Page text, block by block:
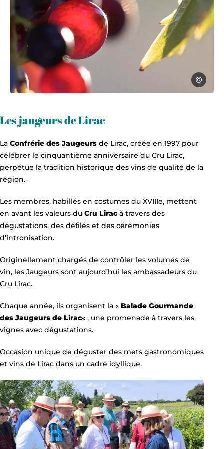
Bernard
Les jaugeurs de Lirac
Les Jaugeurs de Lirac 2024, la Balade
La Confrérie des Jaugeurs de Lirac, créée en 1997 pour
célébrer le cinquantième anniversaire du Cru Lirac,
perpétue la tradition historique des vins de qualité de la
région.
Les membres, habillés en costumes du XVIIIe, mettent
en avant les valeurs du Cru Lirac à travers des
dégustations, des défilés et des cérémonies
d’intronisation.
Originellement chargés de contrôler les volumes de
vin, les Jaugeurs sont aujourd’hui les ambassadeurs du
Cru Lirac.
Chaque année, ils organisent la « Balade Gourmande
des Jaugeurs de Lirac« , une promenade à travers les
vignes avec dégustations.
Occasion unique de déguster des mets gastronomiques
et vins de Lirac dans un cadre idyllique.